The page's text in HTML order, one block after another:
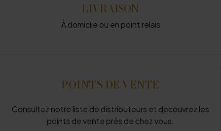
LIVRAISON
À domicile ou en point relais
POINTS DE VENTE
Consultez notre liste de distributeurs et découvrez les
points de vente près de chez vous.